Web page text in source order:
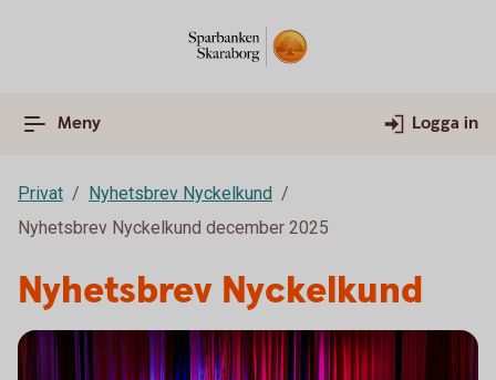
Meny Logga in
Privat
Nyhetsbrev Nyckelkund
Nyhetsbrev Nyckelkund december 2025
Nyhetsbrev Nyckelkund